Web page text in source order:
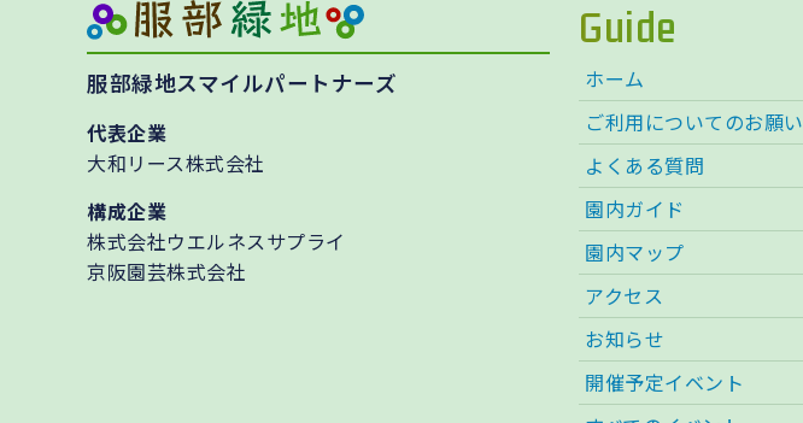
服部緑地スマイルパートナーズ
代表企業
大和リース株式会社
構成企業
株式会社ウエルネスサプライ
京阪園芸株式会社
Guide
ホーム
ご利用についてのお願い
よくある質問
園内ガイド
園内マップ
アクセス
お知らせ
開催予定イベント